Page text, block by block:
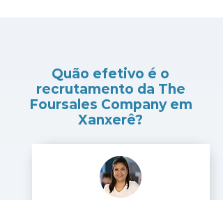
Quão efetivo é o
recrutamento da The
Foursales Company em
Xanxerê?